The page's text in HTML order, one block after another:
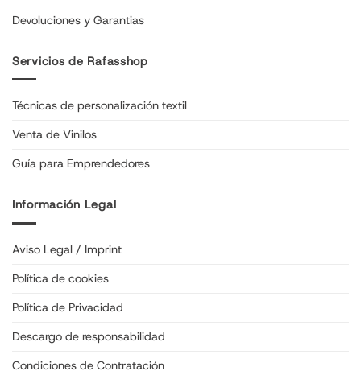
Devoluciones y Garantias
Servicios de Rafasshop
Técnicas de personalización textil
Venta de Vinilos
Guía para Emprendedores
Información Legal
Aviso Legal / Imprint
Política de cookies
Política de Privacidad
Descargo de responsabilidad
Condiciones de Contratación